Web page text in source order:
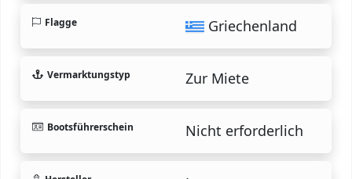
Flagge Griechenland
Vermarktungstyp Zur Miete
Bootsführerschein Nicht erforderlich